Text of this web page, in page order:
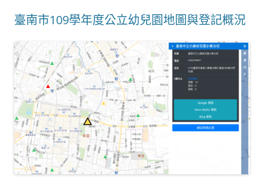
臺南市109學年度公立幼兒園地圖與登記概況